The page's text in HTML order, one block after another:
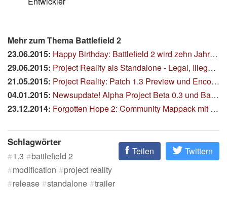
Mehr zum Thema Battlefield 2
23.06.2015: Happy Birthday: Battlefield 2 wird zehn Jahre alt
29.06.2015: Project Reality als Standalone - Legal, Illegal, Scheissegal?
21.05.2015: Project Reality: Patch 1.3 Preview und Encoded Changelog
04.01.2015: Newsupdate! Alpha Project Beta 0.3 und Battlefield 2 Modlauncher
23.12.2014: Forgotten Hope 2: Community Mappack mit 17 Karten
Teilen Twittern
Schlagwörter
1.3
battlefield 2
modification
project reality
release
standalone trailer